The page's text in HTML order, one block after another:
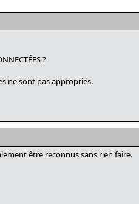
?
ne sont pas appropriés.
être reconnus sans rien faire.